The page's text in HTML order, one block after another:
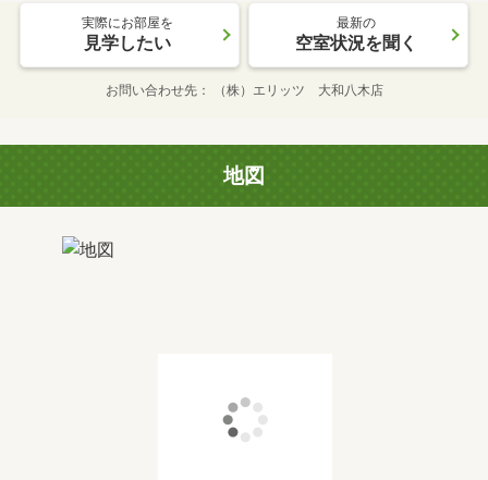
実際にお部屋を
見学したい
最新の
空室状況を聞く
お問い合わせ先 （株）エリッツ 大和八木店
地図